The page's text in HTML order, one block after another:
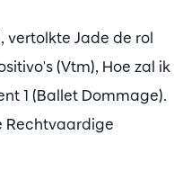
vertolkte Jade de rol
(Vtm), Hoe zal ik
1 (Ballet Dommage).
Rechtvaardige